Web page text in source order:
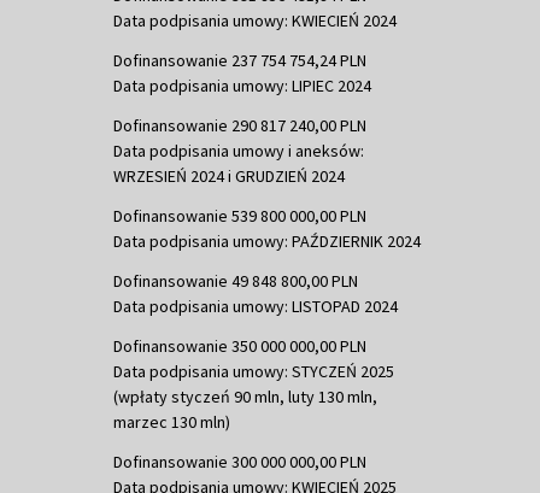
Data podpisania umowy: KWIECIEŃ 2024
Dofinansowanie 237 754 754,24 PLN
Data podpisania umowy: LIPIEC 2024
Dofinansowanie 290 817 240,00 PLN
Data podpisania umowy i aneksów:
WRZESIEŃ 2024 i GRUDZIEŃ 2024
Dofinansowanie 539 800 000,00 PLN
Data podpisania umowy: PAŹDZIERNIK 2024
Dofinansowanie 49 848 800,00 PLN
Data podpisania umowy: LISTOPAD 2024
Dofinansowanie 350 000 000,00 PLN
Data podpisania umowy: STYCZEŃ 2025
(wpłaty styczeń 90 mln, luty 130 mln,
marzec 130 mln)
Dofinansowanie 300 000 000,00 PLN
Data podpisania umowy: KWIECIEŃ 2025